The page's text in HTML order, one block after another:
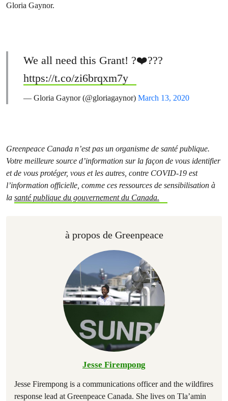
Gloria Gaynor.
We all need this Grant! ?❤️???
https://t.co/zi6brqxm7y
— Gloria Gaynor (@gloriagaynor) March 13, 2020
Greenpeace Canada n’est pas un organisme de santé publique.
Votre meilleure source d’information sur la façon de vous identifier
et de vous protéger, vous et les autres, contre COVID-19 est
l’information officielle, comme ces ressources de sensibilisation à
la santé publique du gouvernement du Canada.
à propos de Greenpeace
Jesse Firempong
Jesse Firempong is a communications officer and the wildfires
response lead at Greenpeace Canada. She lives on Tla’amin